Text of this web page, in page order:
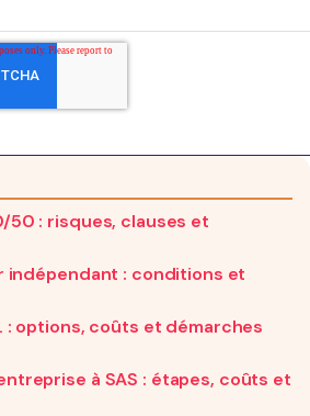
50 : risques, clauses et
indépendant : conditions et
: options, coûts et démarches
à SAS : étapes, coûts et